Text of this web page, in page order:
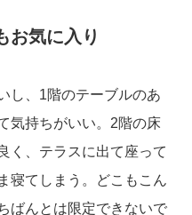
お気に入り
し、1階のテーブルのあ
気持ちがいい。2階の床
く、テラスに出て座って
寝てしまう。どこもこん
ばんとは限定できないで